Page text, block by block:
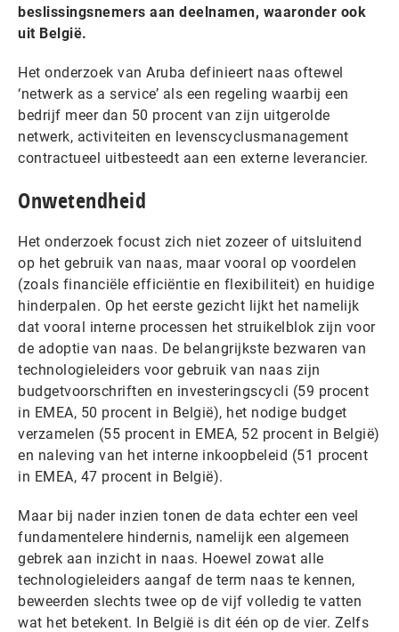
beslissingsnemers aan deelnamen, waaronder ook
uit België.
Het onderzoek van Aruba definieert naas oftewel
‘netwerk as a service’ als een regeling waarbij een
bedrijf meer dan 50 procent van zijn uitgerolde
netwerk, activiteiten en levenscyclusmanagement
contractueel uitbesteedt aan een externe leverancier.
Onwetendheid
Het onderzoek focust zich niet zozeer of uitsluitend
op het gebruik van naas, maar vooral op voordelen
(zoals financiële efficiëntie en flexibiliteit) en huidige
hinderpalen. Op het eerste gezicht lijkt het namelijk
dat vooral interne processen het struikelblok zijn voor
de adoptie van naas. De belangrijkste bezwaren van
technologieleiders voor gebruik van naas zijn
budgetvoorschriften en investeringscycli (59 procent
in EMEA, 50 procent in België), het nodige budget
verzamelen (55 procent in EMEA, 52 procent in België)
en naleving van het interne inkoopbeleid (51 procent
in EMEA, 47 procent in België).
Maar bij nader inzien tonen de data echter een veel
fundamentelere hindernis, namelijk een algemeen
gebrek aan inzicht in naas. Hoewel zowat alle
technologieleiders aangaf de term naas te kennen,
beweerden slechts twee op de vijf volledig te vatten
wat het betekent. In België is dit één op de vier. Zelfs